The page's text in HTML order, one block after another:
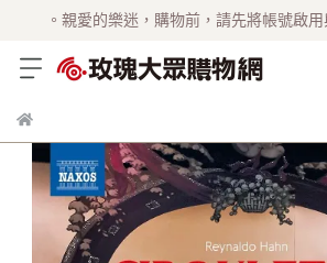
。親愛的樂迷，購物前，請先將帳號啟